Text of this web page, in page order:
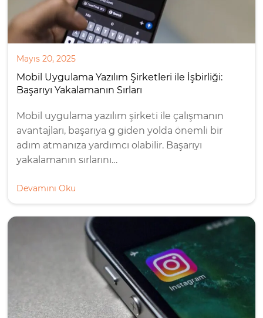
Mayıs 20, 2025
Mobil Uygulama Yazılım Şirketleri ile İşbirliği:
Başarıyı Yakalamanın Sırları
Mobil uygulama yazılım şirketi ile çalışmanın
avantajları, başarıya g giden yolda önemli bir
adım atmanıza yardımcı olabilir. Başarıyı
yakalamanın sırlarını…
Devamını Oku